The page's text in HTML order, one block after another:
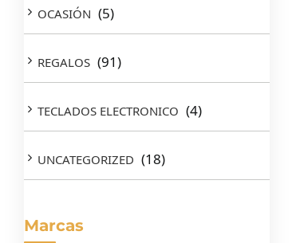
OCASIÓN (5)
REGALOS (91)
TECLADOS ELECTRONICO (4)
UNCATEGORIZED (18)
Marcas